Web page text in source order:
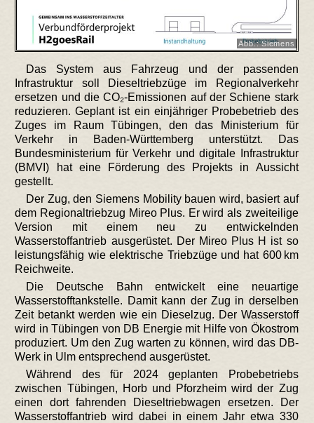
Abb.: Siemens
Das System aus Fahrzeug und der passenden
Infrastruktur soll Dieseltriebzüge im Regionalverkehr
ersetzen und die CO₂-Emissionen auf der Schiene stark
reduzieren. Geplant ist ein einjähriger Probebetrieb des
Zuges im Raum Tübingen, den das Ministerium für
Verkehr in Baden-Württemberg unterstützt. Das
Bundesministerium für Verkehr und digitale Infrastruktur
(BMVI) hat eine Förderung des Projekts in Aussicht
gestellt.
Der Zug, den Siemens Mobility bauen wird, basiert auf
dem Regionaltriebzug Mireo Plus. Er wird als zweiteilige
Version mit einem neu zu entwickelnden
Wasserstoffantrieb ausgerüstet. Der Mireo Plus H ist so
leistungsfähig wie elektrische Triebzüge und hat 600 km
Reichweite.
Die Deutsche Bahn entwickelt eine neuartige
Wasserstofftankstelle. Damit kann der Zug in derselben
Zeit betankt werden wie ein Dieselzug. Der Wasserstoff
wird in Tübingen von DB Energie mit Hilfe von Ökostrom
produziert. Um den Zug warten zu können, wird das DB-
Werk in Ulm entsprechend ausgerüstet.
Während des für 2024 geplanten Probebetriebs
zwischen Tübingen, Horb und Pforzheim wird der Zug
einen dort fahrenden Dieseltriebwagen ersetzen. Der
Wasserstoffantrieb wird dabei in einem Jahr etwa 330